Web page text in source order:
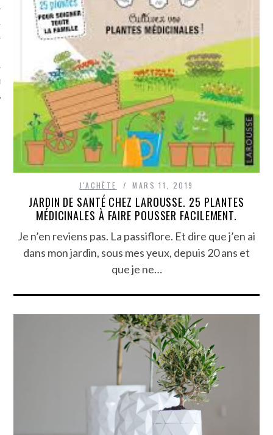
ARCACHON
J'ACHÈTE MARS 11, 2019
JARDIN DE SANTÉ CHEZ LAROUSSE. 25 PLANTES
MÉDICINALES À FAIRE POUSSER FACILEMENT.
Je n’en reviens pas. La passiflore. Et dire que j’en ai
dans mon jardin, sous mes yeux, depuis 20 ans et
que je ne…